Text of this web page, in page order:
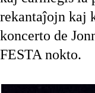
rekantaĵojn kaj
koncerto de
FESTA nokto.